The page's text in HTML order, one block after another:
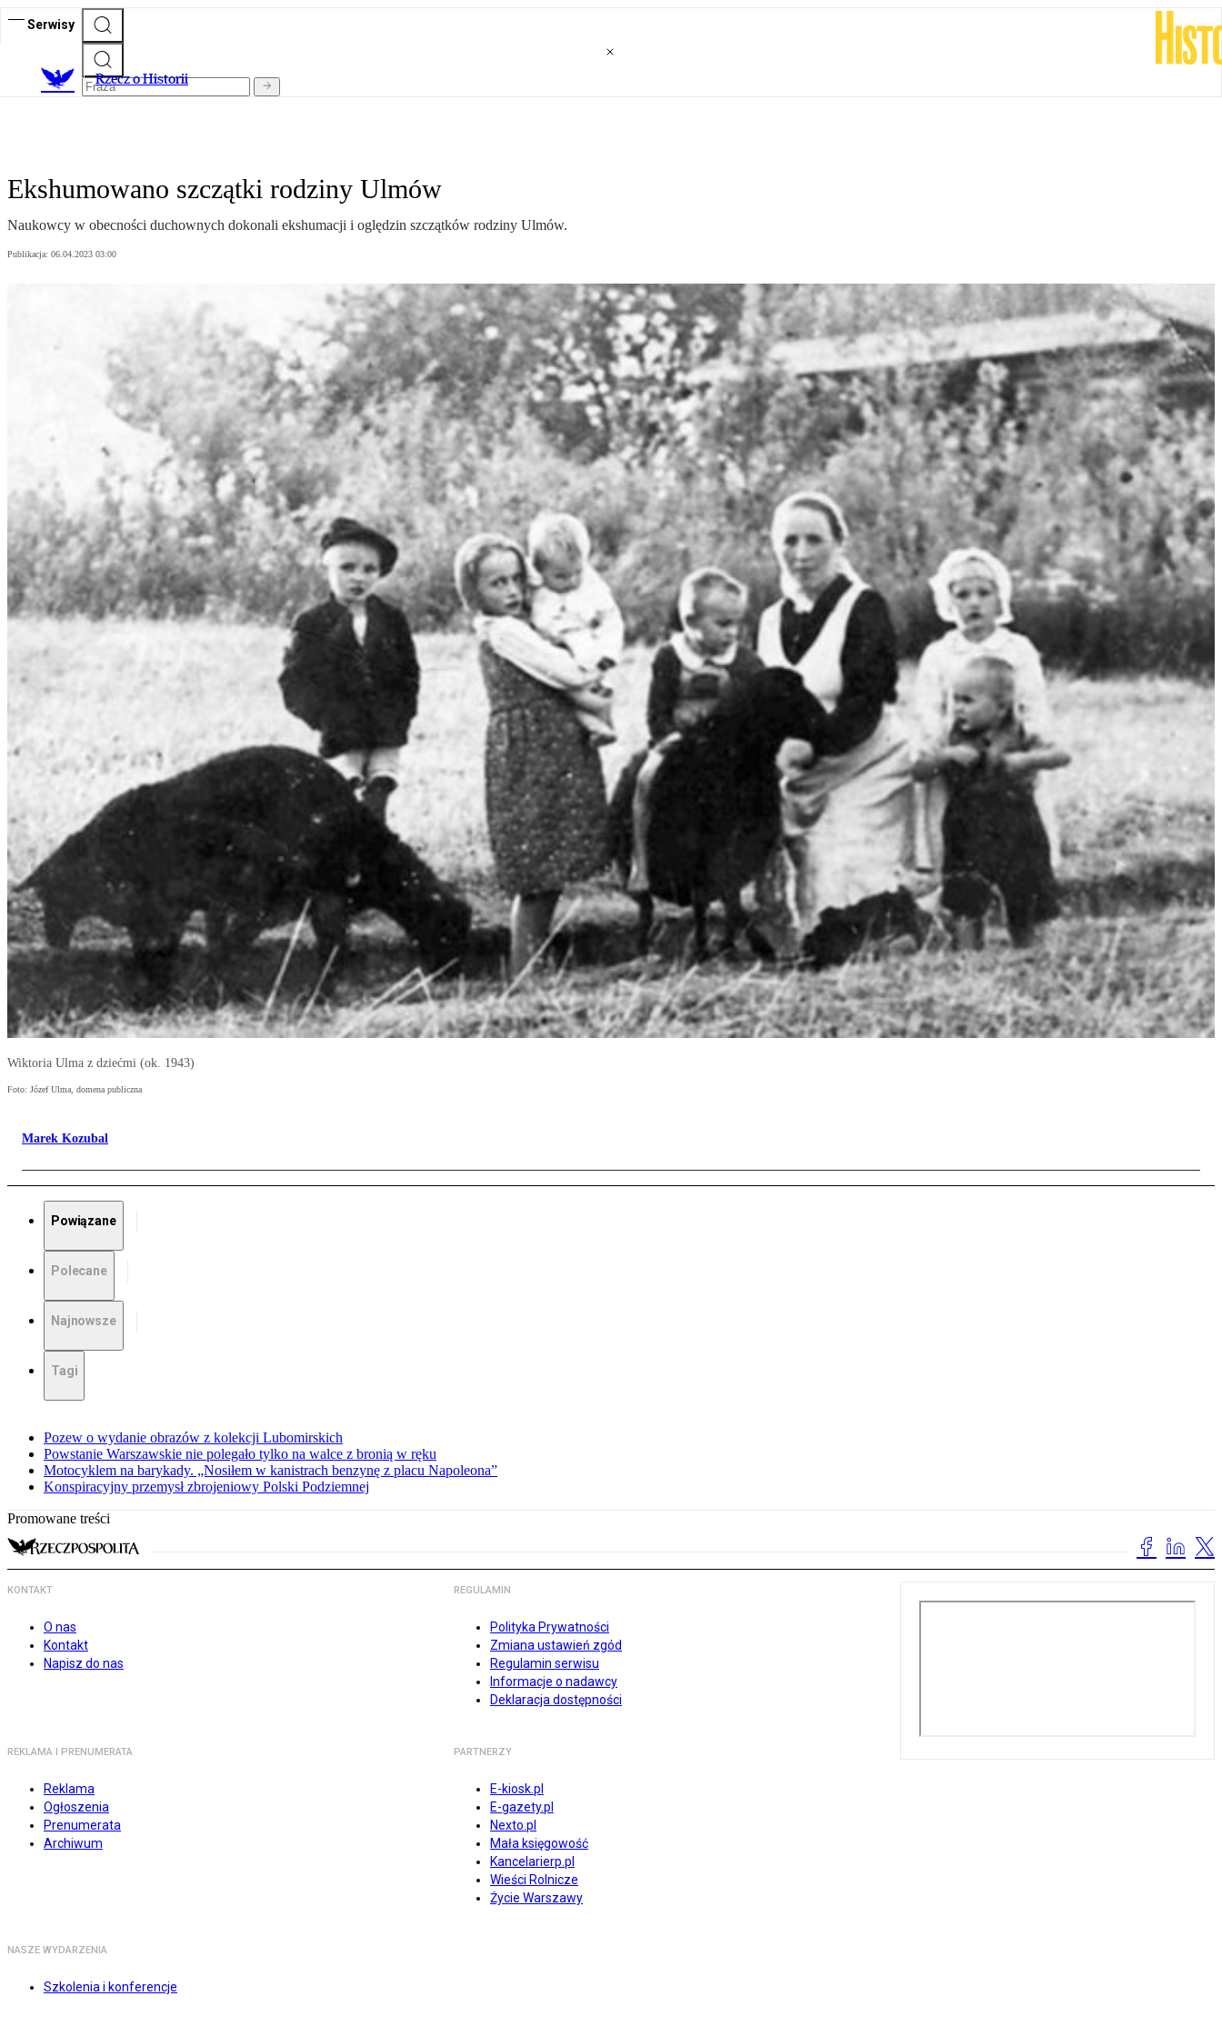
Serwisy
Rzecz o Historii
Ekshumowano szczątki rodziny Ulmów
Naukowcy w obecności duchownych dokonali ekshumacji i oględzin szczątków rodziny Ulmów.
Publikacja: 06.04.2023 03:00
Wiktoria Ulma z dziećmi (ok. 1943)
Foto: Józef Ulma, domena publiczna
Marek Kozubal
Powiązane
Polecane
Najnowsze
Tagi
Pozew o wydanie obrazów z kolekcji Lubomirskich
Powstanie Warszawskie nie polegało tylko na walce z bronią w ręku
Motocyklem na barykady. „Nosiłem w kanistrach benzynę z placu Napoleona”
Konspiracyjny przemysł zbrojeniowy Polski Podziemnej
Promowane treści
KONTAKT
O nas
Kontakt
Napisz do nas
REGULAMIN
Polityka Prywatności
Zmiana ustawień zgód
Regulamin serwisu
Informacje o nadawcy
Deklaracja dostępności
REKLAMA I PRENUMERATA
Reklama
Ogłoszenia
Prenumerata
Archiwum
PARTNERZY
E-kiosk.pl
E-gazety.pl
Nexto.pl
Mała księgowość
Kancelarierp.pl
Wieści Rolnicze
Życie Warszawy
NASZE WYDARZENIA
Szkolenia i konferencje